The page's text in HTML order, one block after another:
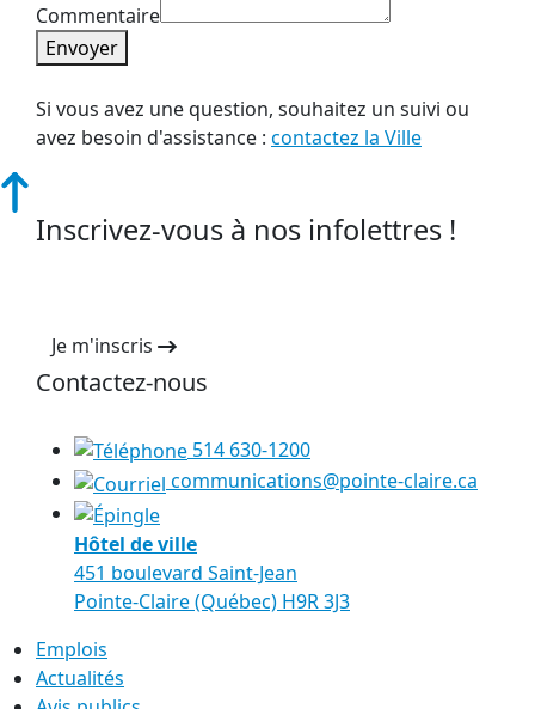
Commentaire
Envoyer
Si vous avez une question, souhaitez un suivi ou
avez besoin d'assistance : contactez la Ville
Inscrivez-vous à nos infolettres !
Je m'inscris
Emplois
Actualités
Contactez-nous
514 630-1200
communications@pointe-claire.ca
Hôtel de ville
451 boulevard Saint-Jean
Pointe-Claire (Québec) H9R 3J3